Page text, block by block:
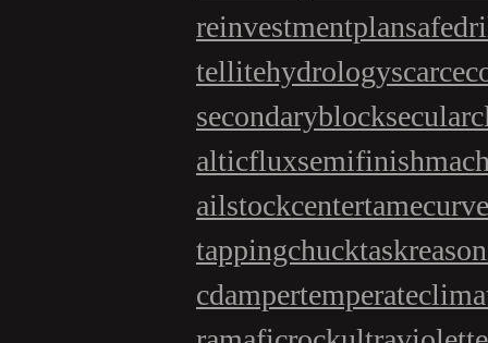
reinvestmentplan
tellitehydrology
secondaryblock
alticflux
ailstockcentertamecurve
tappingchuck
cdamper